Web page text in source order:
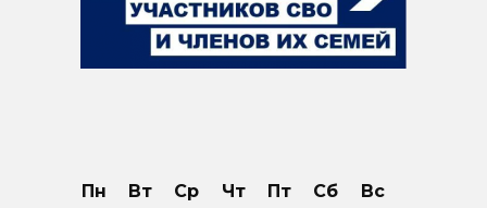
Пн Вт Ср Чт Пт Сб
Вс